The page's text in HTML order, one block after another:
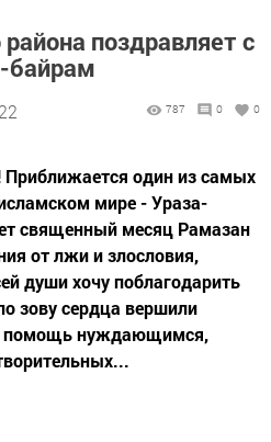
поздравляет с
байрам
787 0 0
один из самых
мире - Ураза-
священный месяц Рамазан
от лжи и злословия,
души хочу поблагодарить
зову сердца вершили
помощь нуждающимся,